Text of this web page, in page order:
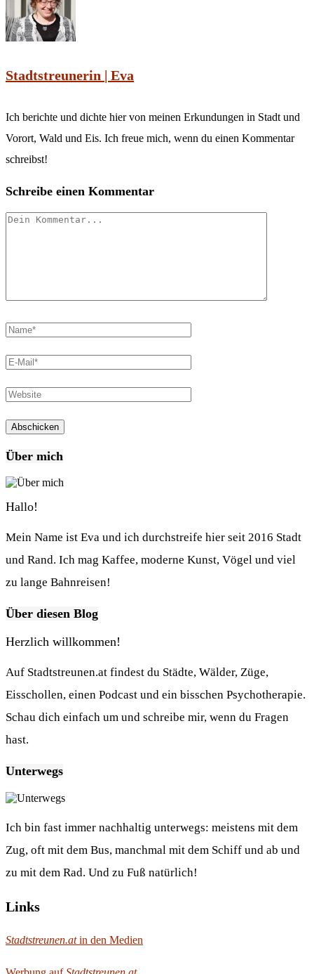
Stadtstreunerin | Eva
Ich berichte und dichte hier von meinen Erkundungen in Stadt und
Vorort, Wald und Eis. Ich freue mich, wenn du einen Kommentar
schreibst!
Schreibe einen Kommentar
Über mich
Hallo!
Mein Name ist Eva und ich durchstreife hier seit 2016 Stadt
und Rand. Ich mag Kaffee, moderne Kunst, Vögel und viel
zu lange Bahnreisen!
Über diesen Blog
Herzlich willkommen!
Auf Stadtstreunen.at findest du Städte, Wälder, Züge,
Eisschollen, einen Podcast und ein bisschen Psychotherapie.
Schau dich einfach um und schreibe mir, wenn du Fragen
hast.
Unterwegs
Ich bin fast immer nachhaltig unterwegs: meistens mit dem
Zug, oft mit dem Bus, manchmal mit dem Schiff und ab und
zu mit dem Rad. Und zu Fuß natürlich!
Links
Stadtstreunen.atin den Medien